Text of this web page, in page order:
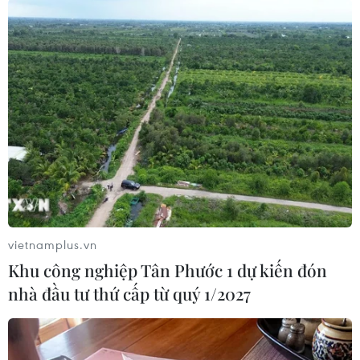
tên trong truyện cổ tích Andersen với nhiều câu
chuyện đơn giản về lòng thương người, tình cảm
gia đình cho khán giả nhí.
Bà Phan Hương, đại diện phía của Nhà hát kịch
Tuổi trẻ cho biết ngày 1/6 thuộc một trong những
dịp thu hút đông khách nhất của nhà hát. “Các dịp
khác gồm có Tết Trung Thu, ngày 8/3 hay dịp Giáng
sinh 24/12… Nhưng, 1/6 vốn đặc biệt có lợi vì là thời
điểm trẻ đã nghỉ hè,” bà cho biết.
[Bầy chim thiên nga - Câu chuyện nhân văn về
tình cảm gia đình]
Dịp Quốc tế thiếu nhi năm nay, nhà hát dự định cho
ra thêm ba kịch mục thiếu nhi, trong đó có vở“Con
vietnamplus.vn
Khu công nghiệp Tân Phước 1 dự kiến đón
nhà đầu tư thứ cấp từ quý 1/2027